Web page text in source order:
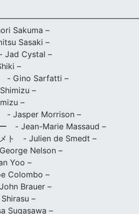
Sakuma –
Sasaki –
Jad Cystal –
–
- Gino Sarfatti –
–
–
- Jasper Morrison –
ー - Jean-Marie Massaud –
メト - Julien de Smedt –
Nelson –
Yoo –
Colombo –
Brauer –
–
Sugasawa –